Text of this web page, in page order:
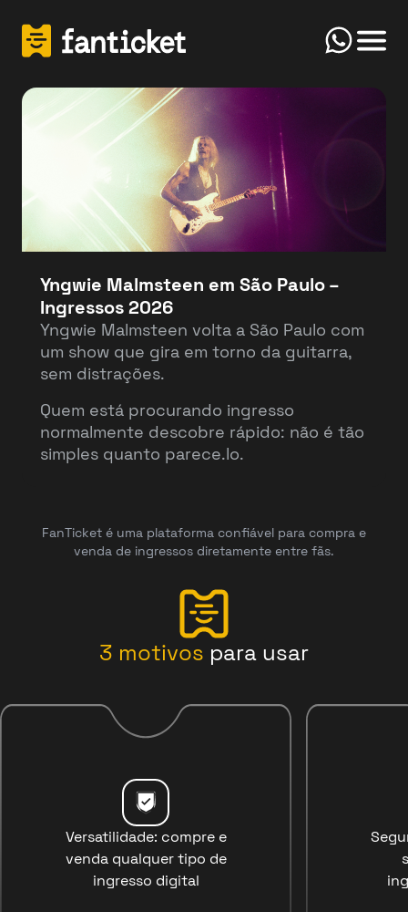
Click
Yngwie Malmsteen em São Paulo –
Ingressos 2026
Yngwie Malmsteen volta a São Paulo com
um show que gira em torno da guitarra,
sem distrações.
Quem está procurando ingresso
normalmente descobre rápido: não é tão
simples quanto parece.lo.
FanTicket é uma plataforma confiável para compra e
venda de ingressos diretamente entre fãs.
3 motivos para usar
Versatilidade: compre e
venda qualquer tipo de
ingresso digital
Olá! Bem-vindo(a) ao FanTicketBot. Como
posso te ajudar hoje? Você deseja vender ou
Vender Comprar